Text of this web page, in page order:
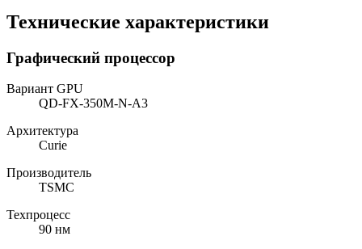
Технические характеристики
Графический процессор
Вариант GPU
QD-FX-350M-N-A3
Архитектура
Curie
Производитель
TSMC
Техпроцесс
90 нм